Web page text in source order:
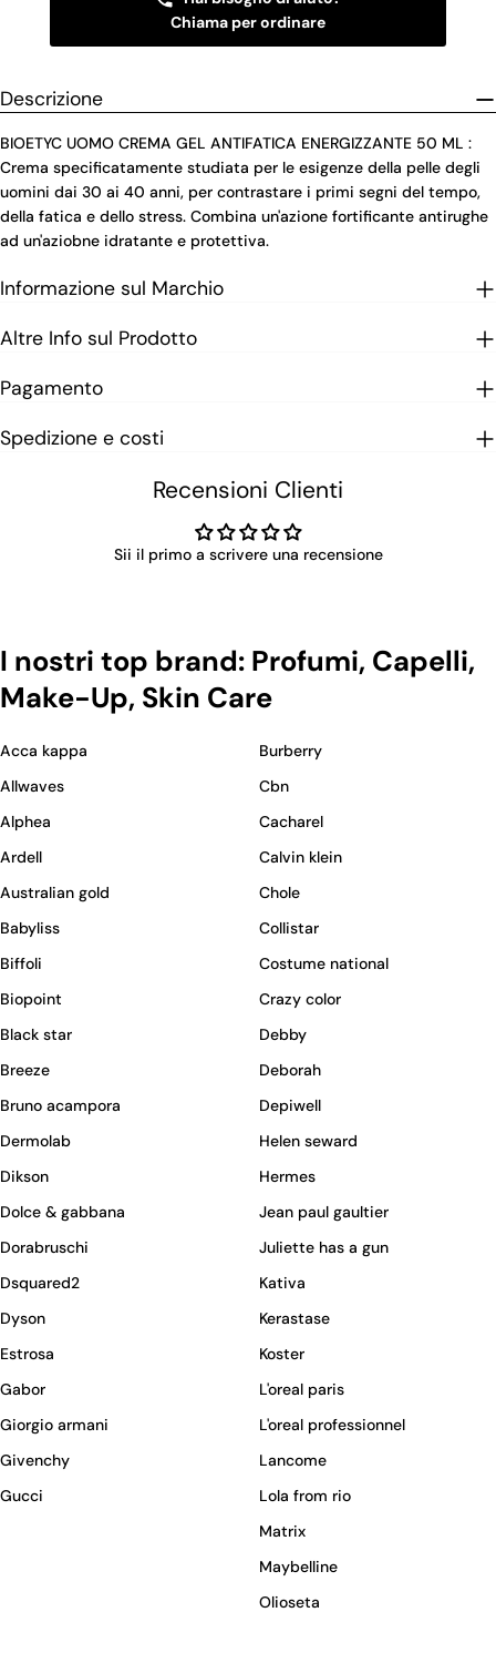
Chiama per ordinare
Descrizione
BIOETYC UOMO CREMA GEL ANTIFATICA ENERGIZZANTE 50 ML :
Crema specificatamente studiata per le esigenze della pelle degli
uomini dai 30 ai 40 anni, per contrastare i primi segni del tempo,
della fatica e dello stress. Combina un'azione fortificante antirughe
ad un'aziobne idratante e protettiva.
Informazione sul Marchio
Altre Info sul Prodotto
Pagamento
Spedizione e costi
Recensioni Clienti
Sii il primo a scrivere una recensione
I nostri top brand: Profumi, Capelli,
Make-Up, Skin Care
Acca kappa
Allwaves
Alphea
Ardell
Australian gold
Babyliss
Biffoli
Biopoint
Black star
Breeze
Bruno acampora
Burberry
Cbn
Cacharel
Calvin klein
Chole
Collistar
Costume national
Crazy color
Debby
Deborah
Depiwell
Dermolab
Dikson
Dolce & gabbana
Dorabruschi
Dsquared2
Dyson
Estrosa
Gabor
Giorgio armani
Givenchy
Gucci
Helen seward
Hermes
Jean paul gaultier
Juliette has a gun
Kativa
Kerastase
Koster
L'oreal paris
L'oreal professionnel
Lancome
Lola from rio
Matrix
Maybelline
Olioseta